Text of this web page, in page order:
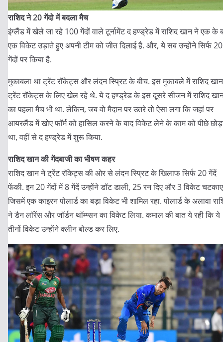
राशिद ने 20 गेंदो में बदला मैच
इंग्लैंड में खेले जा रहे 100 गेंदों वाले टूर्नामेंट द हण्ड्रेड में राशिद खान ने एक के
एक विकेट उड़ाते हुए अपनी टीम को जीत दिलाई है. और, ये सब उन्होंने सिर्फ 20
गेंदों पर किया है.
मुकाबला था ट्रेंट रॉकेट्स और लंदन स्प्रिट के बीच. इस मुकाबले में राशिद खान
ट्रेंट रॉकेट्स के लिए खेल रहे थे. ये द हण्ड्रेड के इस दूसरे सीजन में राशिद
का पहला मैच भी था. लेकिन, जब वो मैदान पर उतरे तो ऐसा लगा कि जहां पर
आयरलैंड में खोए फॉर्म को हासिल करने के बाद विकेट लेने के काम को पीछे
था, वहीं से द हण्ड्रेड में शुरू किया.
राशिद खान की गेंदबाजी का भीषण कहर
राशिद खान ने ट्रेंट रॉकेट्स की ओर से लंदन स्प्रिट के खिलाफ सिर्फ 20 गेंदें
फेंकी. इन 20 गेंदों में 8 गेंदें उन्होंने डॉट डाली, 25 रन दिए और 3 विकेट
जिसमें एक काइरन पोलार्ड का बड़ा विकेट भी शामिल रहा. पोलार्ड के अलावा
ने डैन लॉरेंस और जॉर्डन थॉम्प्सन का विकेट लिया. कमाल की बात ये रही कि ये
तीनों विकेट उन्होंने क्लीन बोल्ड कर लिए.